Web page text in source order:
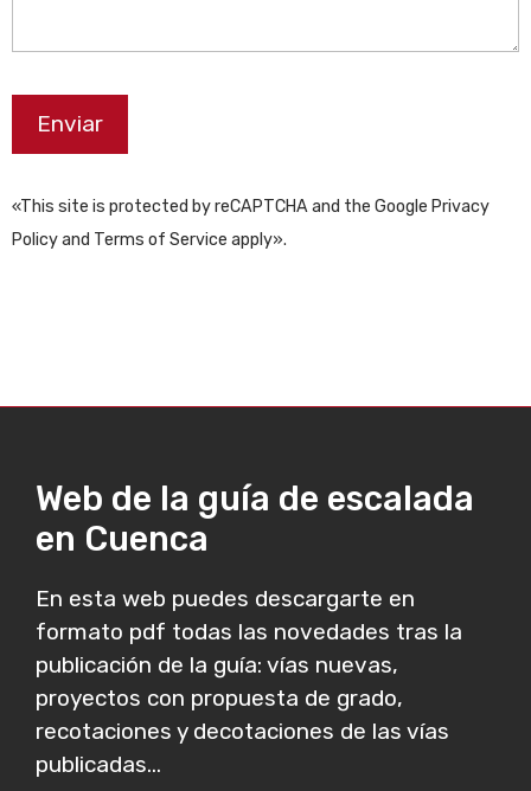
«This site is protected by reCAPTCHA and the Google Privacy
Policy and Terms of Service apply».
Web de la guía de escalada
en Cuenca
En esta web puedes descargarte en
formato pdf todas las novedades tras la
publicación de la guía: vías nuevas,
proyectos con propuesta de grado,
recotaciones y decotaciones de las vías
publicadas...